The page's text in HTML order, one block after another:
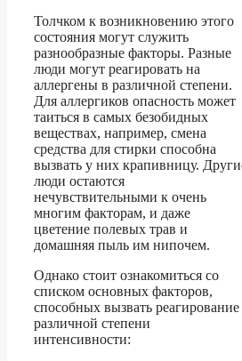
Толчком к возникновению этого
состояния могут служить
разнообразные факторы. Разные
люди могут реагировать на
аллергены в различной степени.
Для аллергиков опасность может
таиться в самых безобидных
веществах, например, смена
средства для стирки способна
вызвать у них крапивницу.
люди остаются
нечувствительными к очень
многим факторам, и даже
цветение полевых трав и
домашняя пыль им нипочем.
Однако стоит ознакомиться со
списком основных факторов,
способных вызвать реагирование
различной степени
интенсивности: